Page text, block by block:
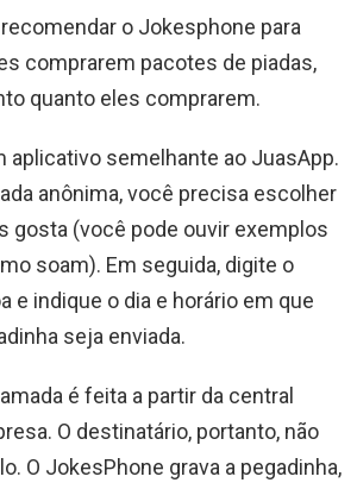
o Jokesphone para
comprarem pacotes de piadas,
quanto eles comprarem.
aplicativo semelhante ao JuasApp.
anônima, você precisa escolher
gosta (você pode ouvir exemplos
soam). Em seguida, digite o
e indique o dia e horário em que
seja enviada.
é feita a partir da central
O destinatário, portanto, não
O JokesPhone grava a pegadinha,